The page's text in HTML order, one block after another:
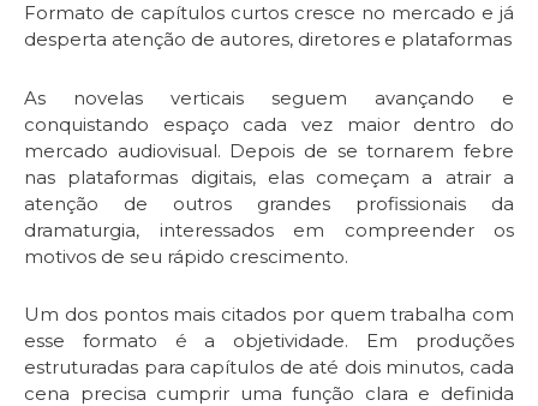
Formato de capítulos curtos cresce no mercado e já
desperta atenção de autores, diretores e plataformas
As novelas verticais seguem avançando e
conquistando espaço cada vez maior dentro do
mercado audiovisual. Depois de se tornarem febre
nas plataformas digitais, elas começam a atrair a
atenção de outros grandes profissionais da
dramaturgia, interessados em compreender os
motivos de seu rápido crescimento.
Um dos pontos mais citados por quem trabalha com
esse formato é a objetividade. Em produções
estruturadas para capítulos de até dois minutos, cada
cena precisa cumprir uma função clara e definida